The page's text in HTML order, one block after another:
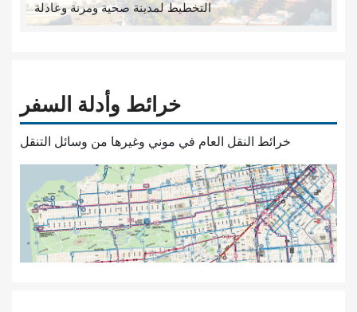
التخطيط لمدينة صحية ومرنة وعادلة
خرائط وأدلة السفر
خرائط النقل العام في موني وغيرها من وسائل التنقل